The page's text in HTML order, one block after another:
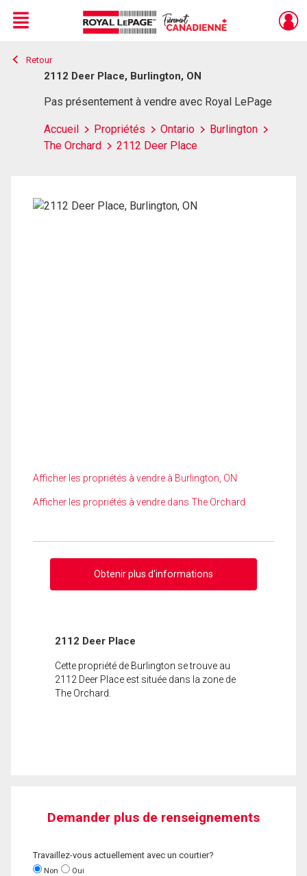
Live
En Direct
Menu
Retour
2112 Deer Place, Burlington, ON
Pas présentement à vendre avec Royal LePage
Accueil Propriétés Ontario
Burlington
The Orchard
2112 Deer Place
Afficher les propriétés à vendre à Burlington, ON
Afficher les propriétés à vendre dans The Orchard
Obtenir plus d'informations
2112 Deer Place
Cette propriété de Burlington se trouve au
2112 Deer Place est située dans la zone de
The Orchard.
Demander plus de renseignements
Travaillez-vous actuellement avec un courtier?
Non Oui